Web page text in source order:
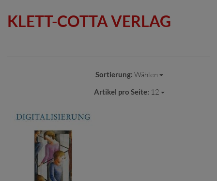
KLETT-COTTA VERLAG
Sortierung: Wählen
Artikel pro Seite: 12